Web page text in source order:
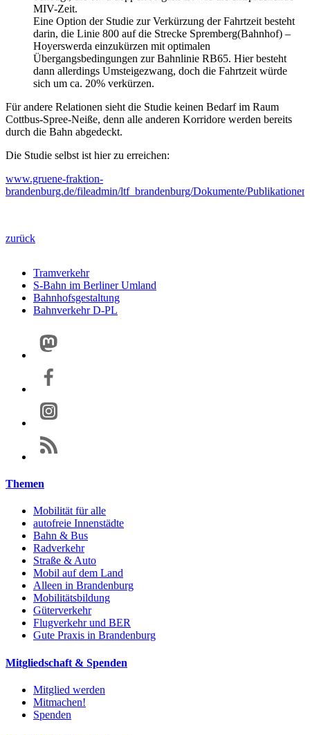
MIV-Zeit.
Eine Option der Studie zur Verkürzung der Fahrtzeit besteht
darin, die Linie 800 auf die Strecke Spremberg(Bahnhof) –
Hoyerswerda einzukürzen mit optimalen
Übergangsbedingungen zur Bahnlinie RB65. Hier besteht
dann allerdings Umsteigezwang, doch die Fahrtzeit würde
sich um ca. 20% verkürzen.
Für andere Relationen sieht die Studie keinen Bedarf im Raum
Cottbus-Spree-Neiße, denn alle anderen Korridore werden bereits
durch die Bahn abgedeckt.
Die Studie selbst ist hier zu erreichen:
www.gruene-fraktion-
brandenburg.de/fileadmin/ltf_brandenburg/Dokumente/
zurück
Tramverkehr
S-Bahn im Berliner Umland
Bahnhofsgestaltung
Bahnverkehr D-PL
Themen
Mobilität für alle
autofreie Innenstädte
Bahn & Bus
Radverkehr
Straße & Auto
Mobil auf dem Land
Alleen in Brandenburg
Mobilitätsbildung
Güterverkehr
Flugverkehr und BER
Gute Praxis in Brandenburg
Mitgliedschaft & Spenden
Mitglied werden
Mitmachen!
Spenden